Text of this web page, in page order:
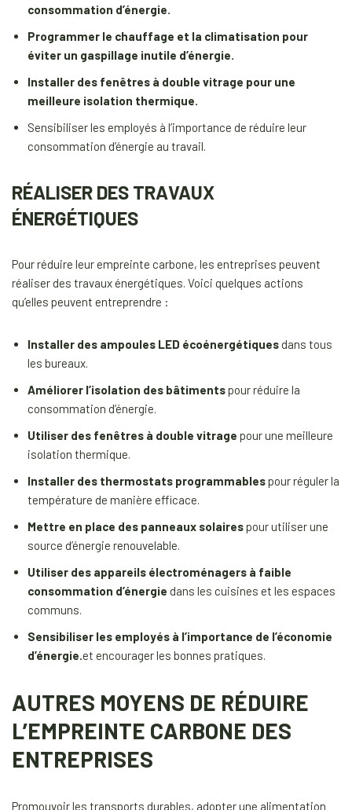
consommation d’énergie.
Programmer le chauffage et la climatisation pour
éviter un gaspillage inutile d’énergie.
Installer des fenêtres à double vitrage pour une
meilleure isolation thermique.
Sensibiliser les employés à l’importance de réduire leur
consommation d’énergie au travail.
RÉALISER DES TRAVAUX
ÉNERGÉTIQUES
Pour réduire leur empreinte carbone, les entreprises peuvent
réaliser des travaux énergétiques. Voici quelques actions
qu’elles peuvent entreprendre :
Installer des ampoules LED écoénergétiques dans tous
les bureaux.
Améliorer l’isolation des bâtimentspour réduire la
consommation d’énergie.
Utiliser des fenêtres à double vitrage pour une meilleure
isolation thermique.
Installer des thermostats programmablespour réguler la
température de manière efficace.
Mettre en place des panneaux solairespour utiliser une
source d’énergie renouvelable.
Utiliser des appareils électroménagers à faible
consommation d’énergie dans les cuisines et les espaces
communs.
Sensibiliser les employés à l’importance de l’économie
d’énergie.et encourager les bonnes pratiques.
AUTRES MOYENS DE RÉDUIRE
L’EMPREINTE CARBONE DES
ENTREPRISES
Promouvoir les transports durables, adopter une alimentation